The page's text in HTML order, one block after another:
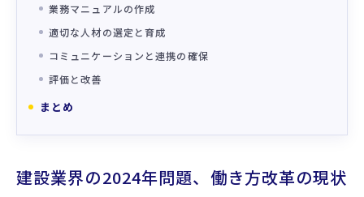
業務マニュアルの作成
適切な人材の選定と育成
コミュニケーションと連携の確保
評価と改善
まとめ
建設業界の2024年問題、働き方改革の現状